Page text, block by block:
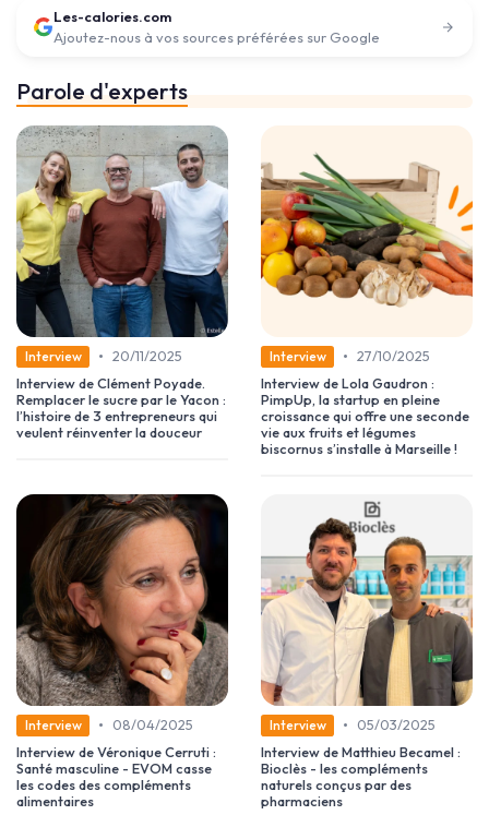
Les-calories.com
Ajoutez-nous à vos sources préférées sur Google
Parole d'experts
Interview • 20/11/2025
Interview de Clément Poyade.
Remplacer le sucre par le Yacon :
l’histoire de 3 entrepreneurs qui
veulent réinventer la douceur
Interview • 27/10/2025
Interview de Lola Gaudron :
PimpUp, la startup en pleine
croissance qui offre une seconde
vie aux fruits et légumes
biscornus s’installe à Marseille !
Interview •
08/04/2025
Interview de Véronique Cerruti :
Santé masculine - EVOM casse
les codes des compléments
alimentaires
Interview •
05/03/2025
Interview de Matthieu Becamel :
Bioclès - les compléments
naturels conçus par des
pharmaciens